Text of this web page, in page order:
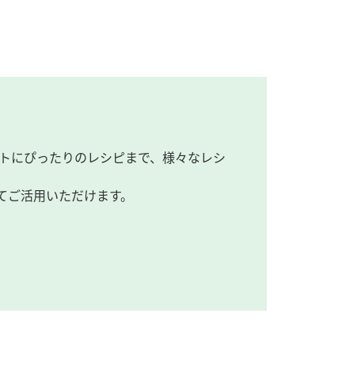
にぴったりのレシピまで、様々なレシ
活用いただけます。